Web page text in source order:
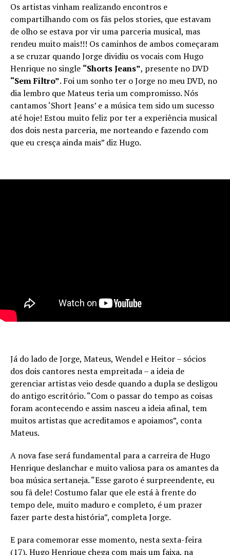
Os artistas vinham realizando encontros e
compartilhando com os fãs pelos stories, que estavam
de olho se estava por vir uma parceria musical, mas
rendeu muito mais!!! Os caminhos de ambos começaram
a se cruzar quando Jorge dividiu os vocais com Hugo
Henrique no single “Shorts Jeans”, presente no DVD
“Sem Filtro”. Foi um sonho ter o Jorge no meu DVD, no
dia lembro que Mateus teria um compromisso. Nós
cantamos ‘Short Jeans’ e a música tem sido um sucesso
até hoje! Estou muito feliz por ter a experiência musical
dos dois nesta parceria, me norteando e fazendo com
que eu cresça ainda mais” diz Hugo.
Já do lado de Jorge, Mateus, Wendel e Heitor – sócios
dos dois cantores nesta empreitada – a ideia de
gerenciar artistas veio desde quando a dupla se desligou
do antigo escritório. “Com o passar do tempo as coisas
foram acontecendo e assim nasceu a ideia afinal, tem
muitos artistas que acreditamos e apoiamos”, conta
Mateus.
A nova fase será fundamental para a carreira de Hugo
Henrique deslanchar e muito valiosa para os amantes da
boa música sertaneja. “Esse garoto é surpreendente, eu
sou fã dele! Costumo falar que ele está à frente do
tempo dele, muito maduro e completo, é um prazer
fazer parte desta história”, completa Jorge.
E para comemorar esse momento, nesta sexta-feira
(17), Hugo Henrique chega com mais um faixa, na